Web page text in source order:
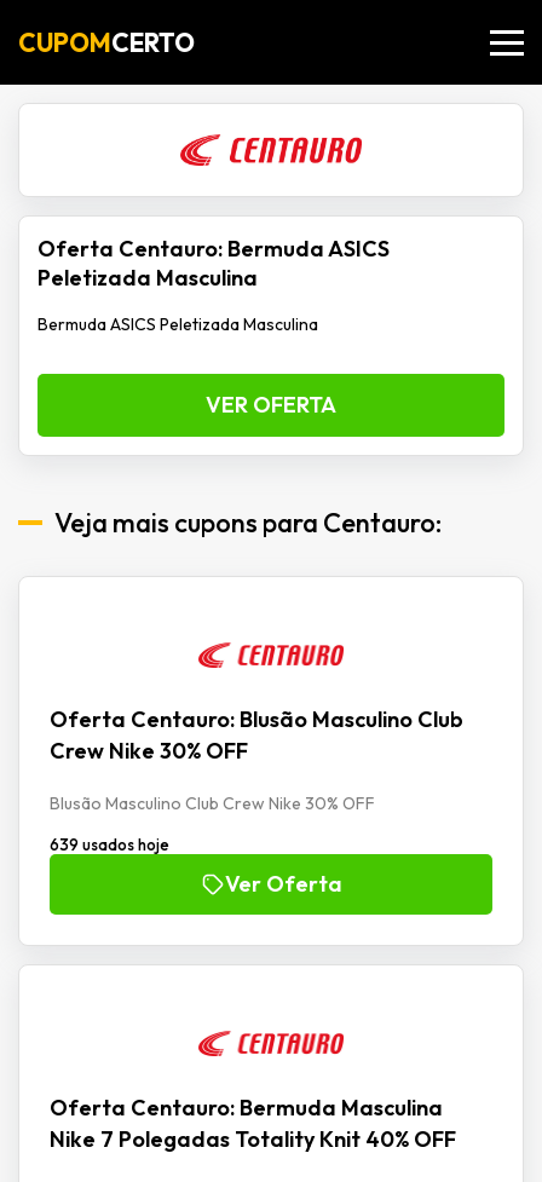
CUPOMCERTO
Oferta Centauro: Bermuda ASICS
Peletizada Masculina
Bermuda ASICS Peletizada Masculina
VER OFERTA
Veja mais cupons para Centauro:
Oferta Centauro: Blusão Masculino Club
Crew Nike 30% OFF
Blusão Masculino Club Crew Nike 30% OFF
639 usados hoje
Ver Oferta
Oferta Centauro: Bermuda Masculina
Nike 7 Polegadas Totality Knit 40% OFF